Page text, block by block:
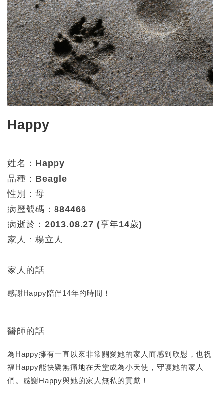
Happy
姓名：Happy
品種：Beagle
性別：母
病歷號碼：884466
病逝於：2013.08.27 (享年14歲)
家人：楊立人
家人的話
感謝Happy陪伴14年的時間！
醫師的話
為Happy擁有一直以來非常關愛她的家人而感到欣慰，也祝
福Happy能快樂無痛地在天堂成為小天使，守護她的家人
們。感謝Happy與她的家人無私的貢獻！